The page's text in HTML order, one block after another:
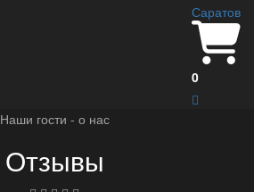
Саратов
0
Наши гости - о нас
Отзывы